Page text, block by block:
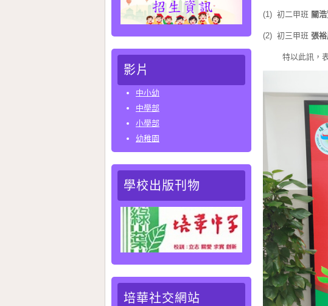
影片
中小幼
中學部
小學部
幼稚園
學校出版刊物
培華社交網站
(1) 初二甲班 關
(2) 初三甲班張
特以此訊，表